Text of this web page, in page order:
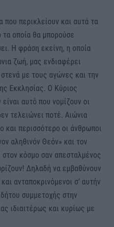
που περικλείουν και αυτά τα
τα οποία θα μπορούσε
Η φράση εκείνη, η οποία
ζωή, μας ενδιαφέρει
με τους αγώνες και την
Εκκλησίας. Ο Κύριος
αυτό που νομίζουν οι
τελειώνει ποτέ. Αιώνια
και περισσότερο οι άνθρωποι
αληθινόν Θεόν» και τον
κόσμο σαν απεσταλμένος
Δηλαδή να εμβαθύνουν
ανταποκρινόμενοι σ’ αυτήν
συμμετοχής στην
ιδιαιτέρως και κυρίως με